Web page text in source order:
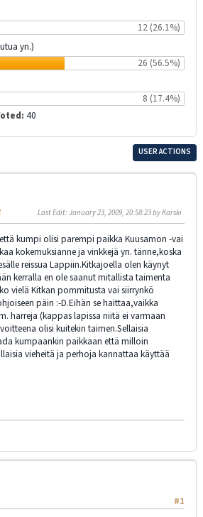
12 (26.1%)
yn.)
26 (56.5%)
8 (17.4%)
40
USER ACTIONS
Last Edit: January 23, 2009, 20:58:23 by Karski
kumpi olisi parempi paikka Kuusamon -vai
kokemuksianne ja vinkkejä yn. tänne,koska
reissua Lappiin.Kitkajoella olen käynyt
kerralla en ole saanut mitallista taimenta
vielä Kitkan pommitusta vai siirrynkö
päin :-D.Eihän se haittaa,vaikka
harreja (kappas lapissa niitä ei varmaan
olisi kuitekin taimen.Sellaisia
kumpaankin paikkaan että milloin
vieheitä ja perhoja kannattaa käyttää
#1